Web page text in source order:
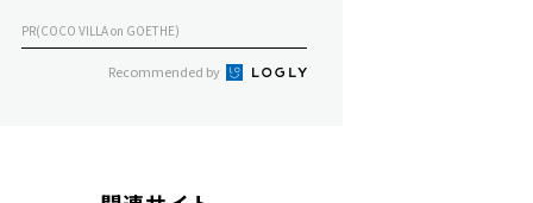
PR(COCO VILLA on GOETHE)
Recommended by